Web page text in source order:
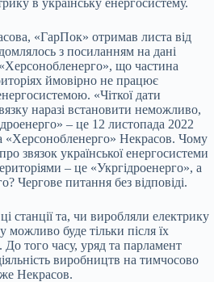
в українську енергосистему.
«ГарПок» отримав листа від
з посиланням на дані
що частина
ймовірно не працює
«Чіткої дати
наразі встановити неможливо,
– це 12 листопада 2022
«Херсонобленерго» Некрасов. Чому
звязок української енергосистеми
– це «Укргідроенерго», а
Чергове питання без відповіді.
станції та, чи виробляли електрику
можливо буде тільки після їх
До того часу, уряд та парламент
виробництв на тимчосово
Некрасов.